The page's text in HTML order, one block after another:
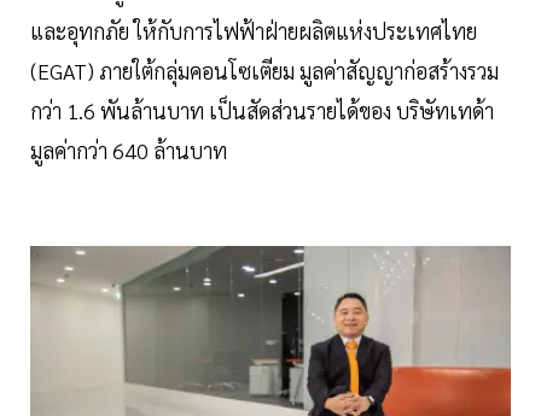
และอุทกภัย ให้กับการไฟฟ้าฝ่ายผลิตแห่งประเทศไทย
(EGAT) ภายใต้กลุ่มคอนโซเตียม มูลค่าสัญญาก่อสร้างรวม
กว่า 1.6 พันล้านบาท เป็นสัดส่วนรายได้ของ บริษัทเทด้า
มูลค่ากว่า 640 ล้านบาท